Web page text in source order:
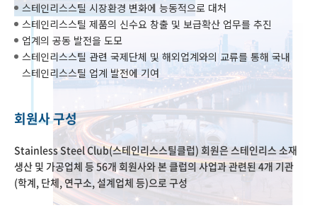
스테인리스스틸 시장환경 변화에 능동적으로 대처
스테인리스스틸 제품의 신수요 창출 및 보급확산 업무를 추진
업계의 공동 발전을 도모
스테인리스스틸 관련 국제단체 및 해외업계와의 교류를 통해 국내
스테인리스스틸 업계 발전에 기여
회원사 구성
Stainless Steel Club(스테인리스스틸클럽) 회원은 스테인리스 소재
생산 및 가공업체 등 56개 회원사와 본 클럽의 사업과 관련된 4개 기관
(학계, 단체, 연구소, 설계업체 등)으로 구성